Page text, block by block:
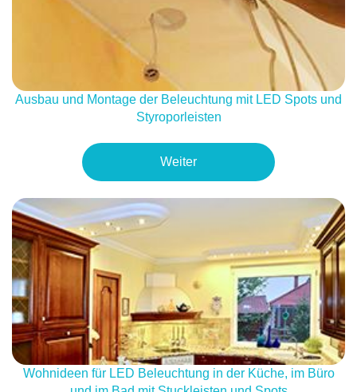
Ausbau und Montage der Beleuchtung mit LED Spots und
Styroporleisten
Weiter
Wohnideen für LED Beleuchtung in der Küche, im Büro